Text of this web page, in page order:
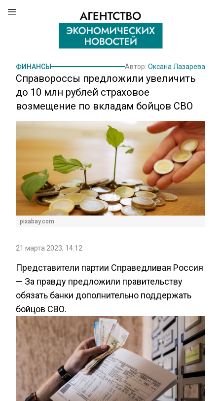
ФИНАНСЫ Автор: Оксана Лазарева
Справороссы предложили увеличить
до 10 млн рублей страховое
возмещение по вкладам бойцов СВО
pixabay.com
21 марта 2023, 14:12
Представители партии Справедливая Россия
— За правду предложили правительству
обязать банки дополнительно поддержать
бойцов СВО.